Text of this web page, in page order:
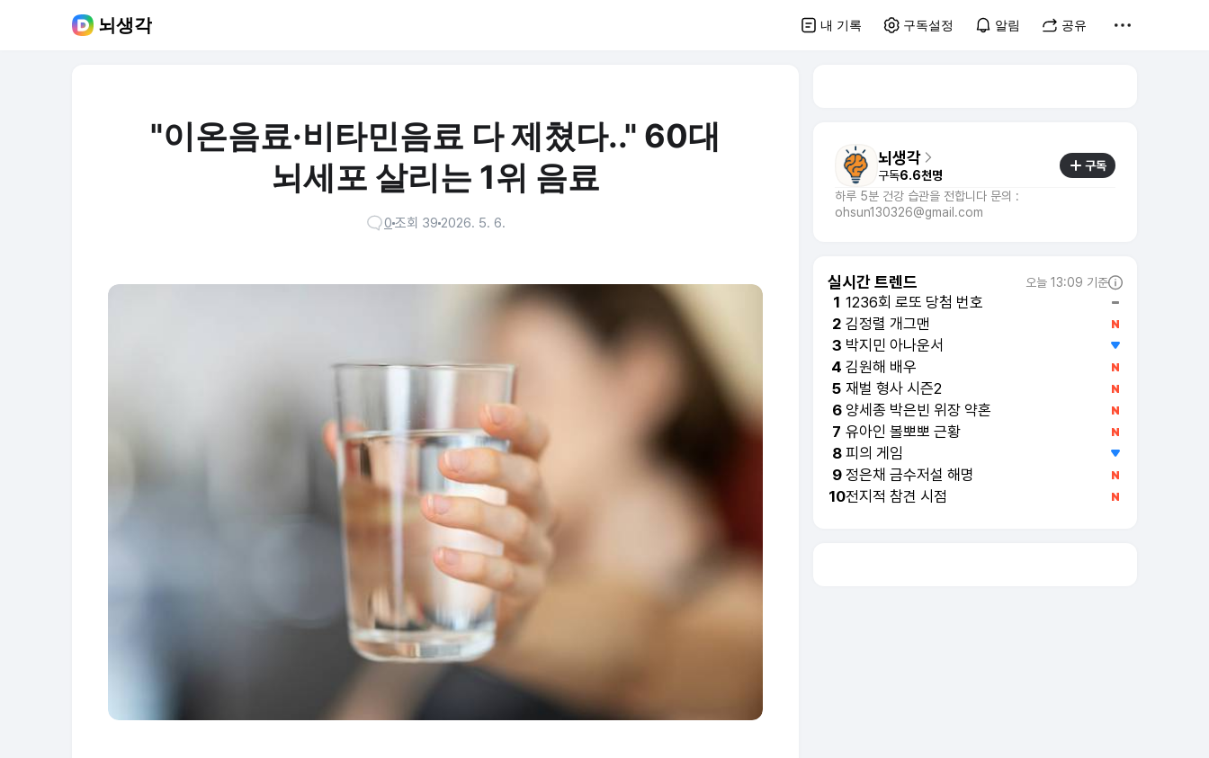
뇌생각 내 기록 구독설정 알림 공유
"이온음료·비타민음료 다 제쳤다.." 60대
뇌세포 살리는 1위 음료
0 조회 39 2026. 5. 6.
뇌생각
구독6.6천명
구독
하루 5분 건강 습관을 전합니다 문의 :
ohsun130326@gmail.com
실시간 트렌드 오늘 13:09 기준
1 1236회 로또 당첨 번호
2 김정렬 개그맨
3 박지민 아나운서
4 김원해 배우
5 재벌 형사 시즌2
6 양세종 박은빈 위장 약혼
7 유아인 볼뽀뽀 근황
8 피의 게임
9 정은채 금수저설 해명
10전지적 참견 시점